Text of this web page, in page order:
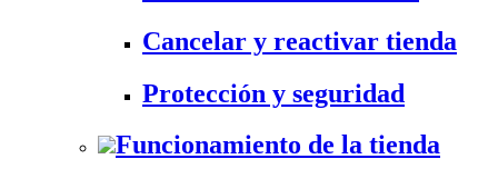
Cancelar y reactivar tienda
Protección y seguridad
Funcionamiento de la tienda